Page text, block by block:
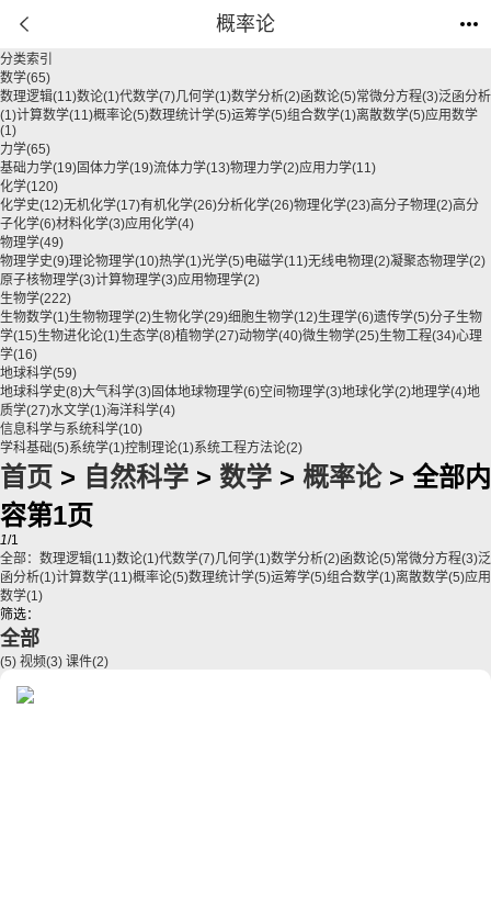
概率论
分类索引
数学(65)
数理逻辑(11)数论(1)代数学(7)几何学(1)数学分析(2)函数论(5)常微分方程(3)泛函分析
(1)计算数学(11)概率论(5)数理统计学(5)运筹学(5)组合数学(1)离散数学(5)应用数学
(1)
力学(65)
基础力学(19)固体力学(19)流体力学(13)物理力学(2)应用力学(11)
化学(120)
化学史(12)无机化学(17)有机化学(26)分析化学(26)物理化学(23)高分子物理(2)高分
子化学(6)材料化学(3)应用化学(4)
物理学(49)
物理学史(9)理论物理学(10)热学(1)光学(5)电磁学(11)无线电物理(2)凝聚态物理学(2)
原子核物理学(3)计算物理学(3)应用物理学(2)
生物学(222)
生物数学(1)生物物理学(2)生物化学(29)细胞生物学(12)生理学(6)遗传学(5)分子生物
学(15)生物进化论(1)生态学(8)植物学(27)动物学(40)微生物学(25)生物工程(34)心理
学(16)
地球科学(59)
地球科学史(8)大气科学(3)固体地球物理学(6)空间物理学(3)地球化学(2)地理学(4)地
质学(27)水文学(1)海洋科学(4)
信息科学与系统科学(10)
学科基础(5)系统学(1)控制理论(1)系统工程方法论(2)
首页 > 自然科学 > 数学 > 概率论> 全部内
容第1页
1/1
全部： 数理逻辑(11)数论(1)代数学(7)几何学(1)数学分析(2)函数论(5)常微分方程(3)泛
函分析(1)计算数学(11)概率论(5)数理统计学(5)运筹学(5)组合数学(1)离散数学(5)应用
数学(1)
筛选：
全部
(5) 视频(3) 课件(2)